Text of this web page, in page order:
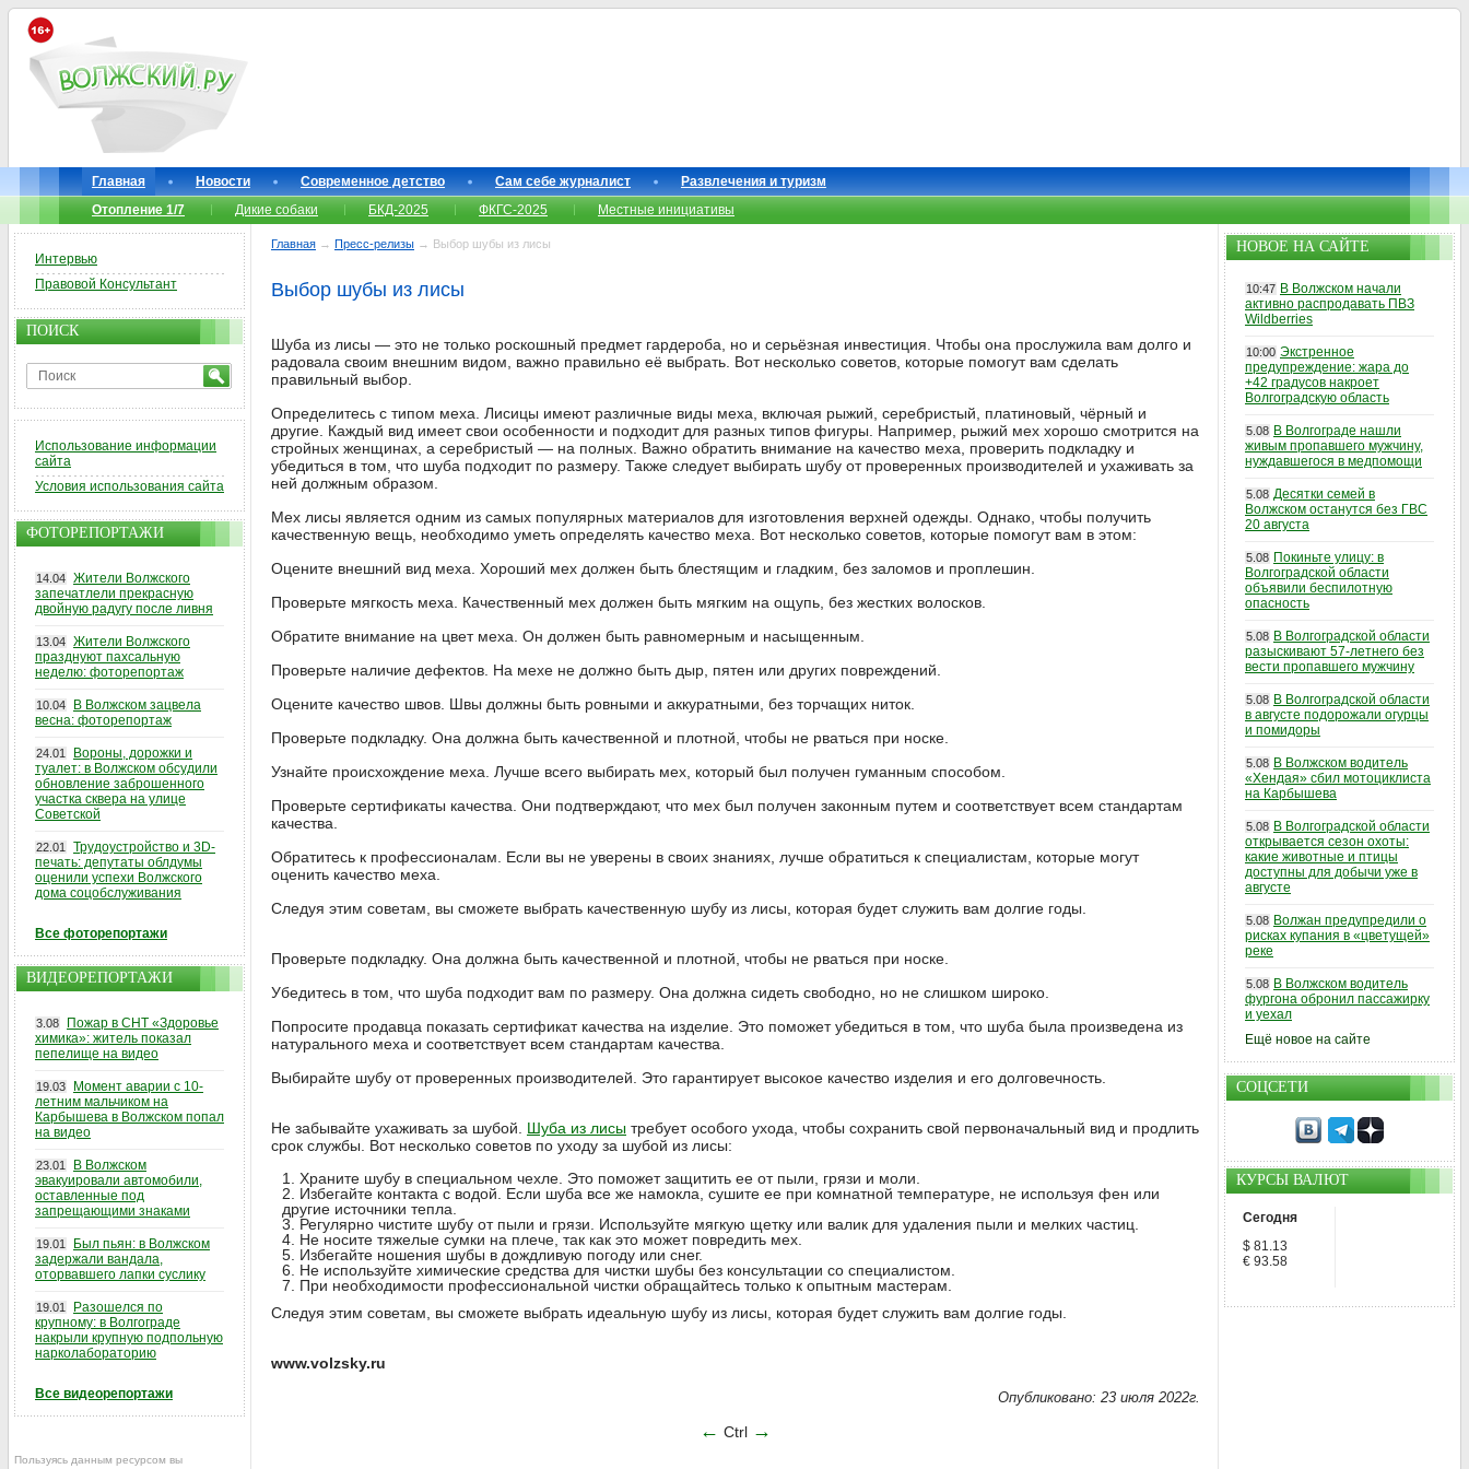
Главная Новости Современное детство Сам себе журналист
Развлечения и туризм
Отопление 1/7
Дикие собаки БКД-2025 ФКГС-2025 Местные инициативы
Главная → Пресс-релизы → Выбор шубы из лисы
Выбор шубы из лисы
Шуба из лисы — это не только роскошный предмет гардероба, но и серьёзная инвестиция. Чтобы она прослужила вам долго и
радовала своим внешним видом, важно правильно её выбрать. Вот несколько советов, которые помогут вам сделать
правильный выбор.
Определитесь с типом меха. Лисицы имеют различные виды меха, включая рыжий, серебристый, платиновый, чёрный и
другие. Каждый вид имеет свои особенности и подходит для разных типов фигуры. Например, рыжий мех хорошо смотрится на
стройных женщинах, а серебристый — на полных. Важно обратить внимание на качество меха, проверить подкладку и
убедиться в том, что шуба подходит по размеру. Также следует выбирать шубу от проверенных производителей и ухаживать за
ней должным образом.
Мех лисы является одним из самых популярных материалов для изготовления верхней одежды. Однако, чтобы получить
качественную вещь, необходимо уметь определять качество меха. Вот несколько советов, которые помогут вам в этом:
Оцените внешний вид меха. Хороший мех должен быть блестящим и гладким, без заломов и проплешин.
Проверьте мягкость меха. Качественный мех должен быть мягким на ощупь, без жестких волосков.
Обратите внимание на цвет меха. Он должен быть равномерным и насыщенным.
Проверьте наличие дефектов. На мехе не должно быть дыр, пятен или других повреждений.
Оцените качество швов. Швы должны быть ровными и аккуратными, без торчащих ниток.
Проверьте подкладку. Она должна быть качественной и плотной, чтобы не рваться при носке.
Узнайте происхождение меха. Лучше всего выбирать мех, который был получен гуманным способом.
Проверьте сертификаты качества. Они подтверждают, что мех был получен законным путем и соответствует всем стандартам
качества.
Обратитесь к профессионалам. Если вы не уверены в своих знаниях, лучше обратиться к специалистам, которые могут
оценить качество меха.
Следуя этим советам, вы сможете выбрать качественную шубу из лисы, которая будет служить вам долгие годы.
Проверьте подкладку. Она должна быть качественной и плотной, чтобы не рваться при носке.
Убедитесь в том, что шуба подходит вам по размеру. Она должна сидеть свободно, но не слишком широко.
Попросите продавца показать сертификат качества на изделие. Это поможет убедиться в том, что шуба была произведена из
натурального меха и соответствует всем стандартам качества.
Выбирайте шубу от проверенных производителей. Это гарантирует высокое качество изделия и его долговечность.
Не забывайте ухаживать за шубой. Шуба из лисы требует особого ухода, чтобы сохранить свой первоначальный вид и продлить
срок службы. Вот несколько советов по уходу за шубой из лисы:
Храните шубу в специальном чехле. Это поможет защитить ее от пыли, грязи и моли.
Избегайте контакта с водой. Если шуба все же намокла, сушите ее при комнатной температуре, не используя фен или
другие источники тепла.
Регулярно чистите шубу от пыли и грязи. Используйте мягкую щетку или валик для удаления пыли и мелких частиц.
Не носите тяжелые сумки на плече, так как это может повредить мех.
Избегайте ношения шубы в дождливую погоду или снег.
Не используйте химические средства для чистки шубы без консультации со специалистом.
При необходимости профессиональной чистки обращайтесь только к опытным мастерам.
Следуя этим советам, вы сможете выбрать идеальную шубу из лисы, которая будет служить вам долгие годы.
www.volzsky.ru
Опубликовано: 23 июля 2022г.
← Ctrl →
Интервью
Правовой Консультант
ПОИСК
Использование информации
сайта
Условия использования сайта
ФОТОРЕПОРТАЖИ
14.04 Жители Волжского
запечатлели прекрасную
двойную радугу после ливня
13.04 Жители Волжского
празднуют пахсальную
неделю: фоторепортаж
10.04
В Волжском зацвела
весна: фоторепортаж
24.01
Вороны, дорожки и
туалет: в Волжском обсудили
обновление заброшенного
участка сквера на улице
Советской
22.01
Трудоустройство и 3D-
печать: депутаты облдумы
оценили успехи Волжского
дома соцобслуживания
Все фоторепортажи
ВИДЕОРЕПОРТАЖИ
3.08
Пожар в СНТ «Здоровье
химика»: житель показал
пепелище на видео
19.03
Момент аварии с 10-
летним мальчиком на
Карбышева в Волжском попал
на видео
23.01
В Волжском
эвакуировали автомобили,
оставленные под
запрещающими знаками
19.01
Был пьян: в Волжском
задержали вандала,
оторвавшего лапки суслику
19.01
Разошелся по
крупному: в Волгограде
накрыли крупную подпольную
нарколабораторию
Все видеорепортажи
Пользуясь данным ресурсом вы
НОВОЕ НА САЙТЕ
10:47 В Волжском начали
активно распродавать ПВЗ
Wildberries
10:00 Экстренное
предупреждение: жара до
+42 градусов накроет
Волгоградскую область
5.08 В Волгограде нашли
живым пропавшего мужчину,
нуждавшегося в медпомощи
5.08 Десятки семей в
Волжском останутся без ГВС
20 августа
5.08 Покиньте улицу: в
Волгоградской области
объявили беспилотную
опасность
5.08 В Волгоградской области
разыскивают 57-летнего без
вести пропавшего мужчину
5.08 В Волгоградской области
в августе подорожали огурцы
и помидоры
5.08 В Волжском водитель
«Хендая» сбил мотоциклиста
на Карбышева
5.08 В Волгоградской области
открывается сезон охоты:
какие животные и птицы
доступны для добычи уже в
августе
5.08 Волжан предупредили о
рисках купания в «цветущей»
реке
5.08 В Волжском водитель
фургона обронил пассажирку
и уехал
Ещё новое на сайте
СОЦСЕТИ
КУРСЫ ВАЛЮТ
Сегодня
$ 81.13
€ 93.58